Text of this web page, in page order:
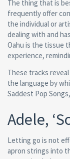
The thing that is
frequently offer
the individual or
dealing with and
Oahu is the tissue
experience,
These tracks
the language by
Saddest Pop
Adele,
Letting go is not
apron strings into